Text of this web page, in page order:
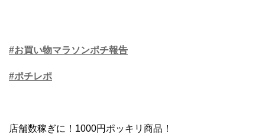
#お買い物マラソンポチ報告
#ポチレポ
店舗数稼ぎに！1000円ポッキリ商品！